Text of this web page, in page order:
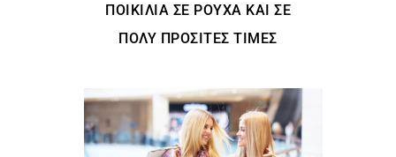
ΠΟΙΚΙΛΊΑ ΣΕ ΡΟΎΧΑ ΚΑΙ ΣΕ
ΠΟΛΎ ΠΡΟΣΙΤΈΣ ΤΙΜΈΣ